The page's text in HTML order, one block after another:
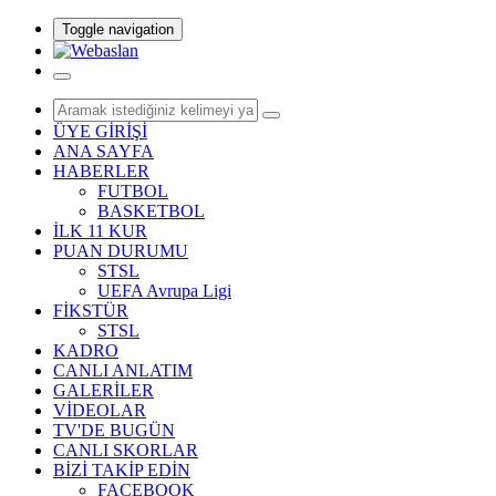
Toggle navigation
ÜYE GİRİŞİ
ANA SAYFA
HABERLER
FUTBOL
BASKETBOL
İLK 11 KUR
PUAN DURUMU
STSL
UEFA Avrupa Ligi
FİKSTÜR
STSL
KADRO
CANLI ANLATIM
GALERİLER
VİDEOLAR
TV'DE BUGÜN
CANLI SKORLAR
BİZİ TAKİP EDİN
FACEBOOK